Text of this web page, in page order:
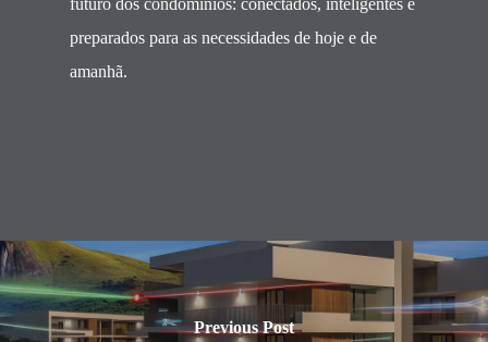
futuro dos condomínios: conectados, inteligentes e
preparados para as necessidades de hoje e de
amanhã.
Previous Post